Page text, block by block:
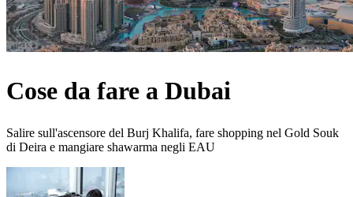
Cose da fare a Dubai
Salire sull'ascensore del Burj Khalifa, fare shopping nel Gold Souk
di Deira e mangiare shawarma negli EAU